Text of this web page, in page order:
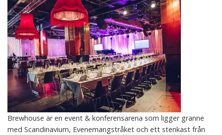
Brewhouse är en event & konferensarena som ligger granne
med Scandinavium, Evenemangstråket och ett stenkast från